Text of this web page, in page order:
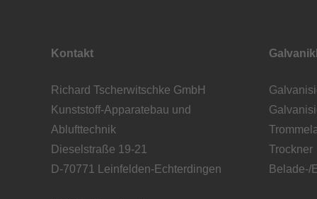
Kontakt
Richard Tscherwitschke GmbH
Kunststoff-Apparatebau und
Ablufttechnik
Dieselstraße 19-21
D-70771 Leinfelden-Echterdingen
Trockner
Belade-/